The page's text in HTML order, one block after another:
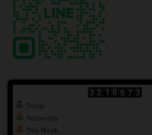
Today
Yesterday
This Week